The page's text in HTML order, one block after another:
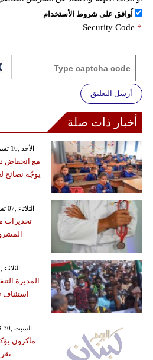
اُوافق على شروط الأستخدام
Security Code *
أرسل التعليق
أخبار ذات صلة
GMT 19:25 2025 الأحد ,16 تشرين الثاني / نوفمبر
مع انخفاض
يوجّه نصائح
GMT 22:53 2025 الثلاثاء ,07 تشرين الأول / أكتوبر
تحذيرات
GMT 19:36 2023 الثلاثاء ,02 أيار / مايو
المديرة
GMT 12:52 2021 السبت ,30 كانون الثاني / يناير
ماكرون